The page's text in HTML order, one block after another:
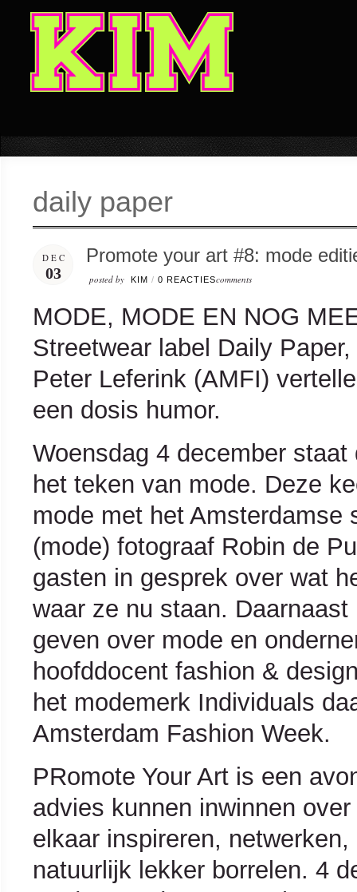
daily paper
DEC
03
Promote your art #8: mode
posted by KIM / 0 REACTIEScomments
MODE, MODE EN NOG
Streetwear label Daily
Peter Leferink (AMFI)
een dosis humor.
Woensdag 4 december
het teken van mode. Deze
mode met het Amsterdamse
(mode) fotograaf Robin de
gasten in gesprek over wat
waar ze nu staan.
geven over mode en
hoofddocent fashion &
het modemerk Individuals
Amsterdam Fashion Week.
PRomote Your Art is een
advies kunnen inwinnen
elkaar inspireren,
natuurlijk lekker borrelen. 4